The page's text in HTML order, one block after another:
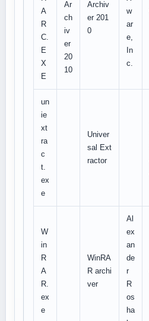
A
R
C.
E
X
E
Ar
ch
iv
er
20
10
Archiv
er 201
0
w
ar
e,
In
c.
un
ie
xt
ra
c
t.
ex
e
Univer
sal Ext
ractor
W
in
R
A
R.
ex
e
WinRA
R archi
ver
Al
ex
an
de
r
R
os
ha